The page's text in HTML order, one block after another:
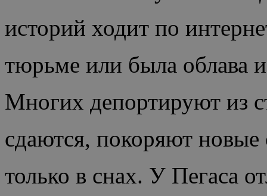
историй ходит по
тюрьме или была облава
Многих депортируют из
сдаются, покоряют
только в снах. У Пегаса